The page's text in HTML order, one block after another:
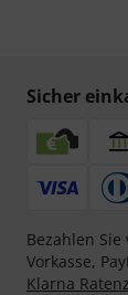
Sicher
Bezahlen
Vorkasse,
Klarna